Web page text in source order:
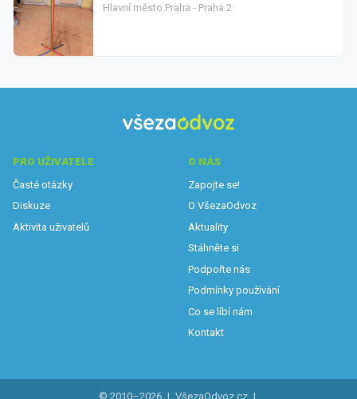
Hlavní město Praha - Praha 2
PRO UŽIVATELE
Časté otázky
Diskuze
Aktivita uživatelů
O NÁS
Zapojte se!
O VšezaOdvoz
Aktuality
Stáhněte si
Podpořte nás
Podmínky používání
Co se líbí nám
Kontakt
© 2010–2026 | VšezaOdvoz.cz |